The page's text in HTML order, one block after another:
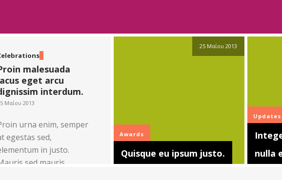
malesuada
eget arcu
interdum.
Μαΐου 2013
urna enim, semper
egestas sed,
in justo.
sed mauris
25 Μαΐου 2013
Awards
Quisque eu ipsum justo.
Updates
nulla